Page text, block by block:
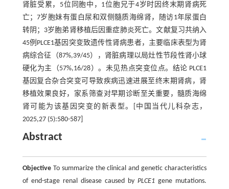
肾脏受累，5位同胞中，1位胞兄于4岁时因终末期肾病死
亡；7岁胞妹有蛋白尿和双侧髓质海绵肾，随访1年尿蛋白
转阴；3岁胞弟肾移植后因重症肺炎死亡。文献复习共纳入
45例PLCE1基因突变致遗传性肾病患者，主要临床表型为肾
病综合征（87%,39/45），肾脏病理以局灶性节段性肾小球
硬化为主（57%,16/28）。未见热点突变位点。结论 PLCE1
基因复合杂合突变可导致疾病迅速进展至终末期肾病，肾
移植效果良好，家系筛查对早期诊断至关重要，髓质海绵
肾可能为该基因突变的新表型。[中国当代儿科杂志，
2025,27 (5):580-587]
Abstract
ObjectiveTo summarize the clinical and genetic characteristics
of end-stage renal disease caused byPLCE1 gene mutations.